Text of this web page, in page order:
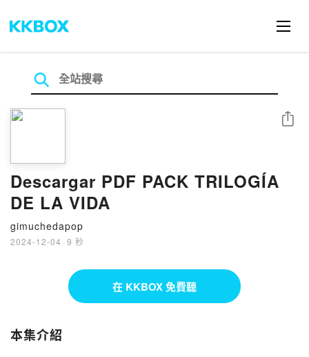
Descargar PDF PACK TRILOGÍA
DE LA VIDA
gimuchedapop
2024-12-04 · 9 秒
分享
在 KKBOX 免費聽
本集介紹